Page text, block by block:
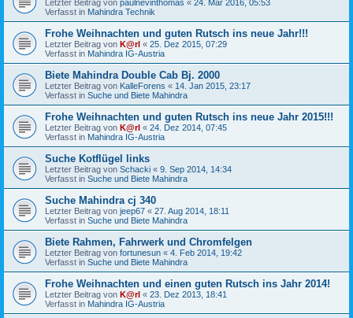
Letzter Beitrag von paulnevinthomas « 24. Mär 2016, 05:53
Verfasst in Mahindra Technik
Frohe Weihnachten und guten Rutsch ins neue Jahr!!!
Letzter Beitrag von K@rl « 25. Dez 2015, 07:29
Verfasst in Mahindra IG-Austria
Biete Mahindra Double Cab Bj. 2000
Letzter Beitrag von KalleForens « 14. Jan 2015, 23:17
Verfasst in Suche und Biete Mahindra
Frohe Weihnachten und guten Rutsch ins neue Jahr 2015!!!
Letzter Beitrag von K@rl « 24. Dez 2014, 07:45
Verfasst in Mahindra IG-Austria
Suche Kotflügel links
Letzter Beitrag von Schacki « 9. Sep 2014, 14:34
Verfasst in Suche und Biete Mahindra
Suche Mahindra cj 340
Letzter Beitrag von jeep67 « 27. Aug 2014, 18:11
Verfasst in Suche und Biete Mahindra
Biete Rahmen, Fahrwerk und Chromfelgen
Letzter Beitrag von fortunesun « 4. Feb 2014, 19:42
Verfasst in Suche und Biete Mahindra
Frohe Weihnachten und einen guten Rutsch ins Jahr 2014!
Letzter Beitrag von K@rl « 23. Dez 2013, 18:41
Verfasst in Mahindra IG-Austria